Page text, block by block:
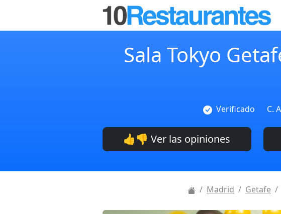
Sala Tokyo
Verificado C.
👍👎 Ver las opiniones
Madrid Getafe